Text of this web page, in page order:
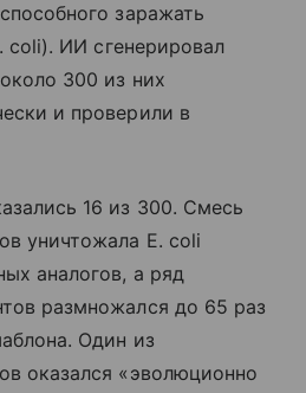
заражать
coli). ИИ сгенерировал
300 из них
и проверили в
16 из 300. Смесь
уничтожала E. coli
аналогов, а ряд
размножался до 65 раз
Один из
оказался «эволюционно